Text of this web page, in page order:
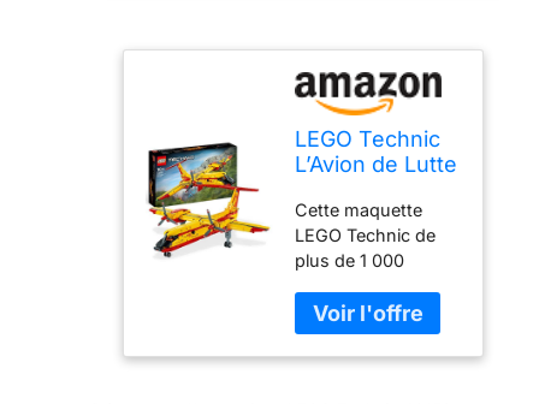
LEGO Technic
L’Avion de Lutte
l'Incendie,
Jouet Pompier
à Construire,
Maquette pour
Enfants Dès 10
Ans, Jeu
Éducatif, Idée
Cette maquette
LEGO Technic de
plus de 1 000
un avion jouet à
construire, idéal
pour les garçons et